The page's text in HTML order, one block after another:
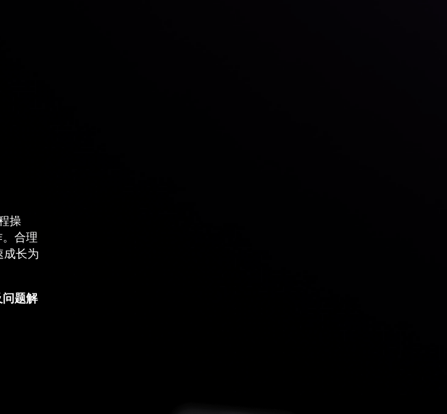
操
合理
成长为
题解